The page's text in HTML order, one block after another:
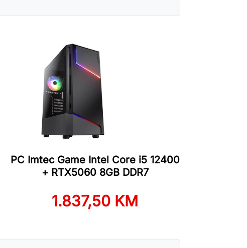
PC Imtec Game Intel Core i5 12400
+ RTX5060 8GB DDR7
1.837,50 KM